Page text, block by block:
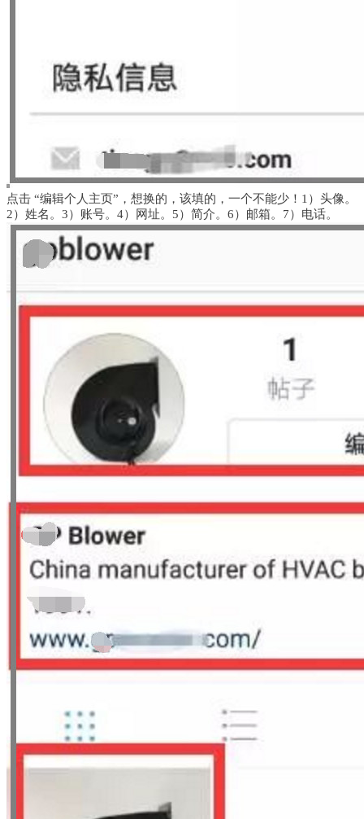
点击 “编辑个人主页” ， 想换的，该填的，一个不能少！ 1）头像。
2）姓名。3）账号。4）网址。5）简介。6）邮箱。7）电话。